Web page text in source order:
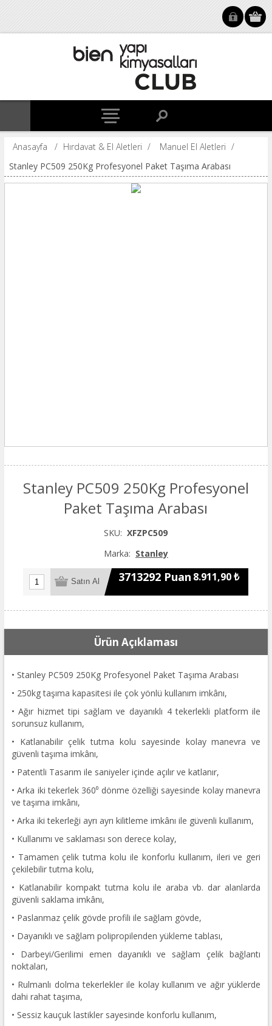
Anasayfa / Hırdavat & El Aletleri / Manuel El Aletleri /
Stanley PC509 250Kg Profesyonel Paket Taşıma Arabası
Stanley PC509 250Kg Profesyonel
Paket Taşıma Arabası
SKU: XFZPC509
Marka: Stanley
3713292 Puan 8.911,90 ₺
Ürün Açıklaması
• Stanley PC509 250Kg Profesyonel Paket Taşıma Arabası
• 250kg taşıma kapasitesi ile çok yönlü kullanım imkânı,
• Ağır hizmet tipi sağlam ve dayanıklı 4 tekerlekli platform ile
sorunsuz kullanım,
• Katlanabilir çelik tutma kolu sayesinde kolay manevra ve
güvenli taşıma imkânı,
• Patentli Tasarım ile saniyeler içinde açılır ve katlanır,
• Arka iki tekerlek 360⁰ dönme özelliği sayesinde kolay manevra
ve taşıma imkânı,
• Arka iki tekerleği ayrı ayrı kilitleme imkânı ile güvenli kullanım,
• Kullanımı ve saklaması son derece kolay,
• Tamamen çelik tutma kolu ile konforlu kullanım, ileri ve geri
çekilebilir tutma kolu,
• Katlanabilir kompakt tutma kolu ile araba vb. dar alanlarda
güvenli saklama imkânı,
• Paslanmaz çelik gövde profili ile sağlam gövde,
• Dayanıklı ve sağlam polipropilenden yükleme tablası,
• Darbeyi/Gerilimi emen dayanıklı ve sağlam çelik bağlantı
noktaları,
• Rulmanlı dolma tekerlekler ile kolay kullanım ve ağır yüklerde
dahi rahat taşıma,
• Sessiz kauçuk lastikler sayesinde konforlu kullanım,